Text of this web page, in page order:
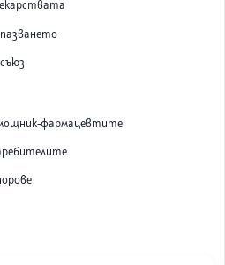
фармацевтите